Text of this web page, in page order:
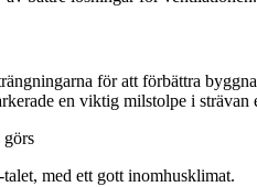
för att förbättra
en viktig milstolpe i strävan
med ett gott inomhusklimat.